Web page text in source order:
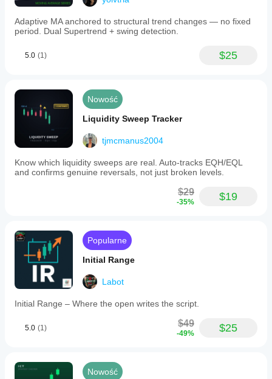
Adaptive MA anchored to structural trend changes — no fixed
period. Dual Supertrend + swing detection.
5.0 (1) $25
Nowość
Liquidity Sweep Tracker
tjmcmanus2004
Know which liquidity sweeps are real. Auto-tracks EQH/EQL
and confirms genuine reversals, not just broken levels.
$29
-35% $19
Popularne
Initial Range
Labot
Initial Range – Where the open writes the script.
5.0 (1) $49
-49% $25
Nowość